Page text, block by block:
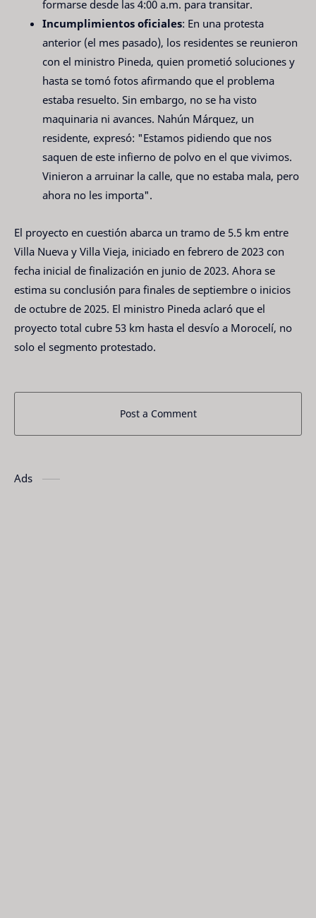
formarse desde las 4:00 a.m. para transitar.
Incumplimientos oficiales: En una protesta
anterior (el mes pasado), los residentes se reunieron
con el ministro Pineda, quien prometió soluciones y
hasta se tomó fotos afirmando que el problema
estaba resuelto. Sin embargo, no se ha visto
maquinaria ni avances. Nahún Márquez, un
residente, expresó: "Estamos pidiendo que nos
saquen de este infierno de polvo en el que vivimos.
Vinieron a arruinar la calle, que no estaba mala, pero
ahora no les importa".
El proyecto en cuestión abarca un tramo de 5.5 km entre
Villa Nueva y Villa Vieja, iniciado en febrero de 2023 con
fecha inicial de finalización en junio de 2023. Ahora se
estima su conclusión para finales de septiembre o inicios
de octubre de 2025. El ministro Pineda aclaró que el
proyecto total cubre 53 km hasta el desvío a Morocelí, no
solo el segmento protestado.
Post a Comment
Ads